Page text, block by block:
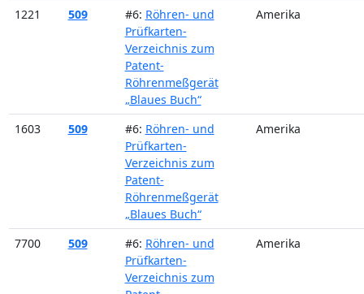
1221 509 #6: Röhren- und
Prüfkarten-
Verzeichnis zum
Patent-
Röhrenmeßgerät
„Blaues Buch“
Amerika
1603 509 #6: Röhren- und
Prüfkarten-
Verzeichnis zum
Patent-
Röhrenmeßgerät
„Blaues Buch“
Amerika
7700 509 #6: Röhren- und
Prüfkarten-
Verzeichnis zum
Amerika